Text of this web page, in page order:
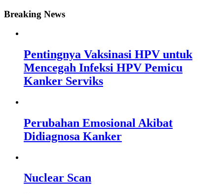
Breaking News
Pentingnya Vaksinasi HPV untuk
Mencegah Infeksi HPV Pemicu
Kanker Serviks
Perubahan Emosional Akibat
Didiagnosa Kanker
Nuclear Scan